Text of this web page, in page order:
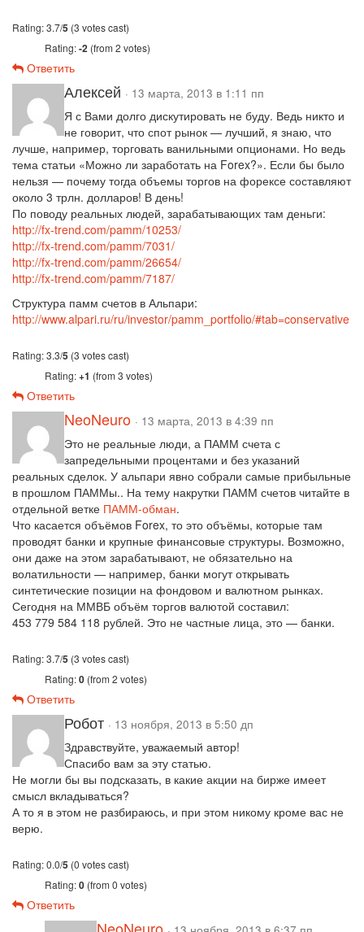
Rating: 3.7/5 (3 votes cast)
Rating:-2 (from 2 votes)
Ответить
Алексей · 13 марта, 2013 в 1:11 пп
Я с Вами долго дискутировать не буду. Ведь никто и
не говорит, что спот рынок — лучший, я знаю, что
лучше, например, торговать ванильными опционами. Но ведь
тема статьи «Можно ли заработать на Forex?». Если бы было
нельзя — почему тогда объемы торгов на форексе составляют
около 3 трлн. долларов! В день!
По поводу реальных людей, зарабатывающих там деньги:
http://fx-trend.com/pamm/10253/
http://fx-trend.com/pamm/7031/
http://fx-trend.com/pamm/26654/
http://fx-trend.com/pamm/7187/
Структура памм счетов в Альпари:
http://www.alpari.ru/ru/investor/pamm_portfolio/#tab=conservative
Rating: 3.3/5 (3 votes cast)
Rating:+1 (from 3 votes)
Ответить
NeoNeuro · 13 марта, 2013 в 4:39 пп
Это не реальные люди, а ПАММ счета с
запредельными процентами и без указаний
реальных сделок. У альпари явно собрали самые прибыльные
в прошлом ПАММы.. На тему накрутки ПАММ счетов читайте в
отдельной ветке ПАММ-обман.
Что касается объёмов Forex, то это объёмы, которые там
проводят банки и крупные финансовые структуры. Возможно,
они даже на этом зарабатывают, не обязательно на
волатильности — например, банки могут открывать
синтетические позиции на фондовом и валютном рынках.
Сегодня на ММВБ объём торгов валютой составил:
453 779 584 118 рублей. Это не частные лица, это — банки.
Rating: 3.7/5 (3 votes cast)
Rating:0 (from 2 votes)
Ответить
Робот · 13 ноября, 2013 в 5:50 дп
Здравствуйте, уважаемый автор!
Спасибо вам за эту статью.
Не могли бы вы подсказать, в какие акции на бирже имеет
смысл вкладываться?
А то я в этом не разбираюсь, и при этом никому кроме вас не
верю.
Rating: 0.0/5 (0 votes cast)
Rating:0 (from 0 votes)
Ответить